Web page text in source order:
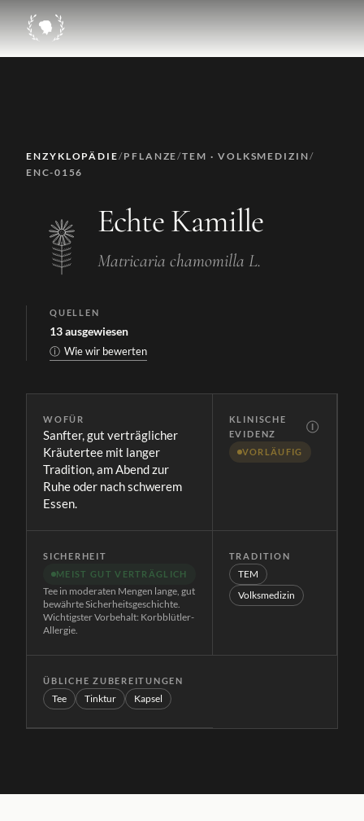
ENZYKLOPÄDIE/PFLANZE/TEM · VOLKSMEDIZIN/
ENC-0156
Echte Kamille
Matricaria chamomilla L.
QUELLEN
13ausgewiesen
ⓘ Wie wir bewerten
WOFÜR
Sanfter, gut verträglicher
Kräutertee mit langer
Tradition, am Abend zur
Ruhe oder nach schwerem
Essen.
KLINISCHE
EVIDENZ
Ⓘ
VORLÄUFIG
SICHERHEIT
MEIST GUT VERTRÄGLICH
Tee in moderaten Mengen lange, gut
bewährte Sicherheitsgeschichte.
Wichtigster Vorbehalt: Korbblütler-
Allergie.
TRADITION
TEM
Volksmedizin
ÜBLICHE ZUBEREITUNGEN
Tee Tinktur Kapsel